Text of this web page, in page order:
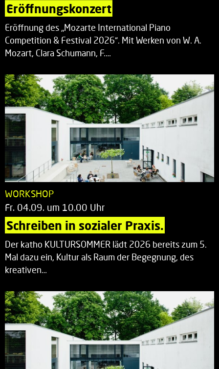
Eröffnungskonzert
Eröffnung des „Mozarte International Piano
Competition & Festival 2026“. Mit Werken von W. A.
Mozart, Clara Schumann, F.…
WORKSHOP
Fr. 04.09. um 10.00 Uhr
Schreiben in sozialer Praxis.
Der katho KULTURSOMMER lädt 2026 bereits zum 5.
Mal dazu ein, Kultur als Raum der Begegnung, des
kreativen…